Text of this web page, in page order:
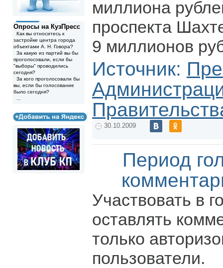
Опросы на КузПресс
Как вы относитесь к
застройке центра города
объектами А. Н. Говора?
За какую из партий вы бы
проголосовали, если бы
"выборы" проводились
сегодня?
За кого проголосовали бы
вы, если бы голосование
было сегодня?
миллиона
проспекта
9 миллионов
Источник:
30.10.2009
Период
Участвовать в
оставлять
только
пользователи.